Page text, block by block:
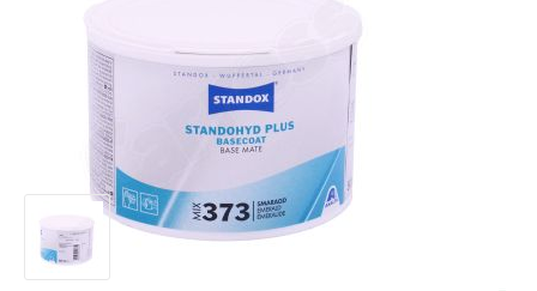
MATERIALI DI CONSUMO PER LA CARROZZERIA
STRUMENTI PER LA CARROZZERIA
ATTREZZATURE PER CARROZZERIA
INSTALLAZIONE IN LABORATORIO
TUTORIAL E CONSIGLI